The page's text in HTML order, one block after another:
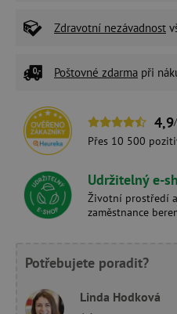
Zdravotní nezávadnost
Poštovné zdarma při
4,9
Přes 10 500
Udržitelný e-
Životní prostředí
zaměstnance
Potřebujete poradit?
Linda Hodková